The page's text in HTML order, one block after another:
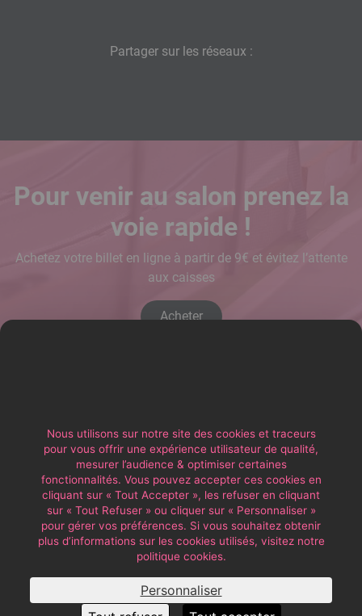
Partager sur les réseaux :
Pour venir au salon prenez la
voie rapide !
Achetez votre billet en ligne à partir de 9€ et évitez l’attente
aux caisses
Acheter
Suivez-nous
Nous utilisons sur notre site des cookies et traceurs
pour vous offrir une expérience utilisateur de qualité,
mesurer l’audience & optimiser certaines
fonctionnalités. Vous pouvez accepter ces cookies en
cliquant sur « Tout Accepter », les refuser en cliquant
sur « Tout Refuser » ou cliquer sur « Personnaliser »
pour gérer vos préférences. Si vous souhaitez obtenir
plus d’informations sur les cookies utilisés, visitez notre
politique cookies.
Personnaliser